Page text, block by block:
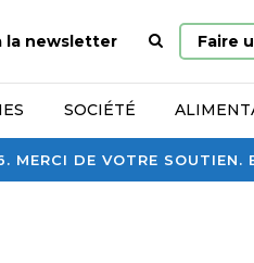
MERCI DE VOTRE SOUTIEN.
la newsletter
Page
d’accueil
Faire
SOCIÉTÉ